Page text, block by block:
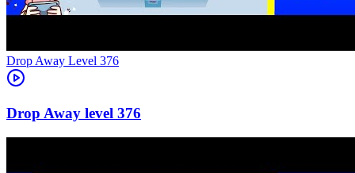
Level 376
376